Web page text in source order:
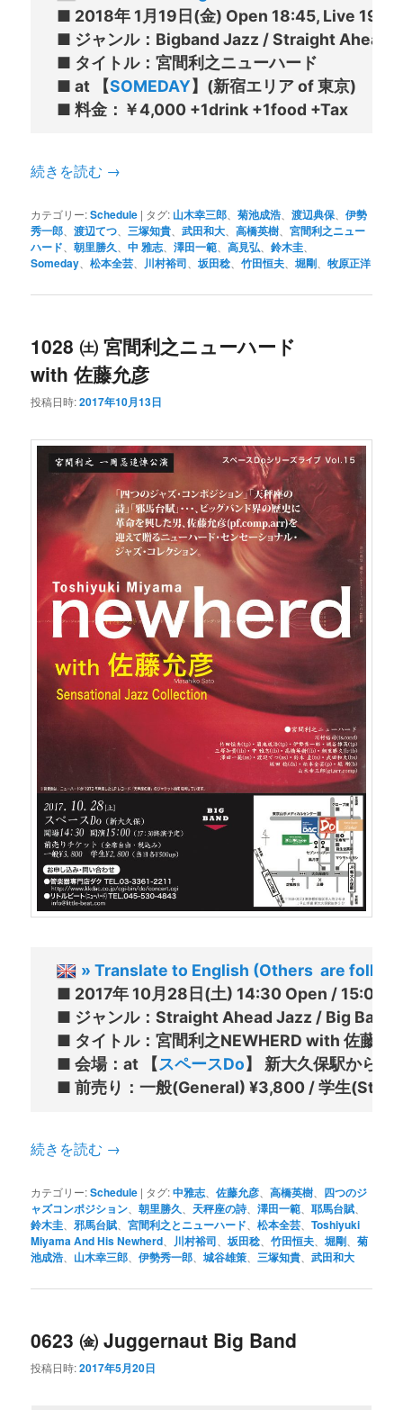
■ 2018年 1月19日(金) Open 18:45, Live
■ ジャンル：Bigband Jazz / Straight Ahead
■ タイトル：宮間利之ニューハード
■ at 【SOMEDAY】(新宿エリア of 東京)
■ 料金：￥4,000 +1drink +1food +Tax
続きを読む →
カテゴリー:Schedule | タグ: 山木幸三郎 、菊池成浩 、渡辺典保 、伊勢
秀一郎 、渡辺てつ 三塚知貴 、武田和大 、高橋英樹 、宮間利之ニュー
ハード 、朝里勝久 、中 雅志 、澤田一範 、高見弘 、鈴木圭
Someday 、松本全芸 川村裕司 、坂田稔 、竹田恒夫 、堀剛 、牧原正洋
1028 ㈯ 宮間利之ニューハード
with 佐藤允彦
投稿日時:2017年10月13日
» Translate to English (Others  are
■ 2017年 10月28日(土) 14:30 Open / 15:00
■ ジャンル：Straight Ahead Jazz / Big Band
■ タイトル：宮間利之NEWHERD with 佐藤允
■ 会場：at 【スペースDo】 新大久保駅から徒
続きを読む →
カテゴリー:Schedule | タグ:中雅志 、佐藤允彦 、高橋英樹
四つのジ
ャズコンポジション 、朝里勝久 天秤座の詩、澤田一範 、耶馬台賦
鈴木圭 、邪馬台賦 、宮間利之とニューハード 、松本全芸 、Toshiyuki
Miyama And His Newherd
川村裕司 、坂田稔 、竹田恒夫 、堀剛 、菊
池成浩
山木幸三郎 、伊勢秀一郎 、城谷雄策 三塚知貴 、武田和大
0623 ㈮ Juggernaut Big Band
投稿日時:2017年5月20日